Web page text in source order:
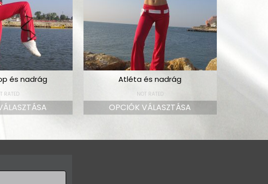
és nadrág
RATED
Atléta és nadrág
NOT RATED
OPCIÓK VÁLASZTÁSA